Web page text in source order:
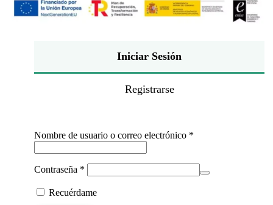
Iniciar Sesión
Registrarse
Nombre de usuario o correo electrónico *
Contraseña *
Recuérdame